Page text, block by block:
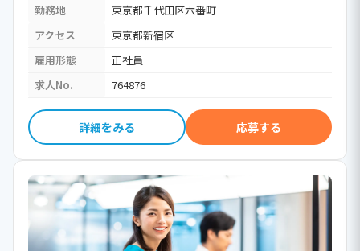
勤務地
東京都千代田区六番町
アクセス
東京都新宿区
雇用形態
正社員
求人No.
764876
詳細をみる 応募する